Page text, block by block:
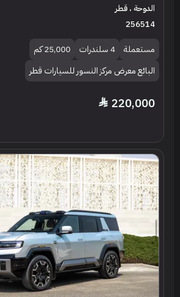
الدوحة ، قطر
256514
مستعملة 4 سلندرات
25,000 كم
البائع معرض مركز النسور للسيارات قطر
220,000